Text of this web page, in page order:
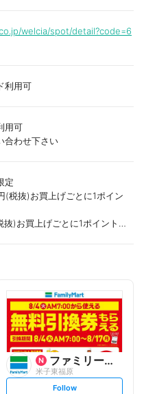
welcia/spot/detail?code=6
利用可
用可
合わせ下さい
定
(税抜)お買上げごとに1ポイン
)お買上げごとに1ポイント進
ファミリーマート
米子東福原
s
Follow